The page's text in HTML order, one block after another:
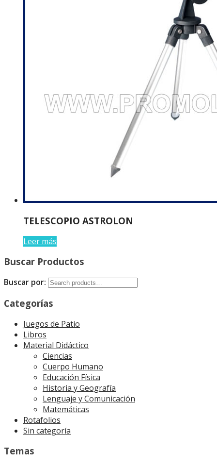
TELESCOPIO ASTROLON
Leer más
Buscar Productos
Buscar por:
Categorías
Juegos de Patio
Libros
Material Didáctico
Ciencias
Cuerpo Humano
Educación Física
Historia y Geografía
Lenguaje y Comunicación
Matemáticas
Rotafolios
Sin categoría
Temas